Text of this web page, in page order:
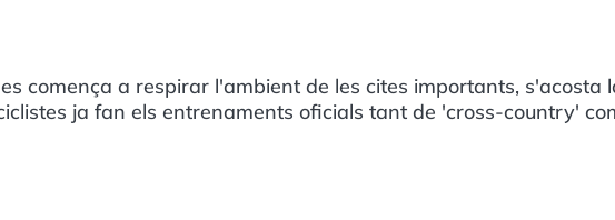
comença a respirar l'ambient de les cites importants, s'acosta
ja fan els entrenaments oficials tant de 'cross-country'